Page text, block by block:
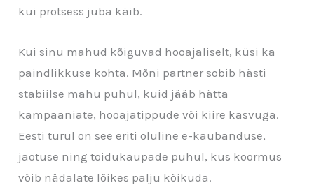
kui protsess juba käib.
Kui sinu mahud kõiguvad hooajaliselt, küsi ka
paindlikkuse kohta. Mõni partner sobib hästi
stabiilse mahu puhul, kuid jääb hätta
kampaaniate, hooajatippude või kiire kasvuga.
Eesti turul on see eriti oluline e-kaubanduse,
jaotuse ning toidukaupade puhul, kus koormus
võib nädalate lõikes palju kõikuda.